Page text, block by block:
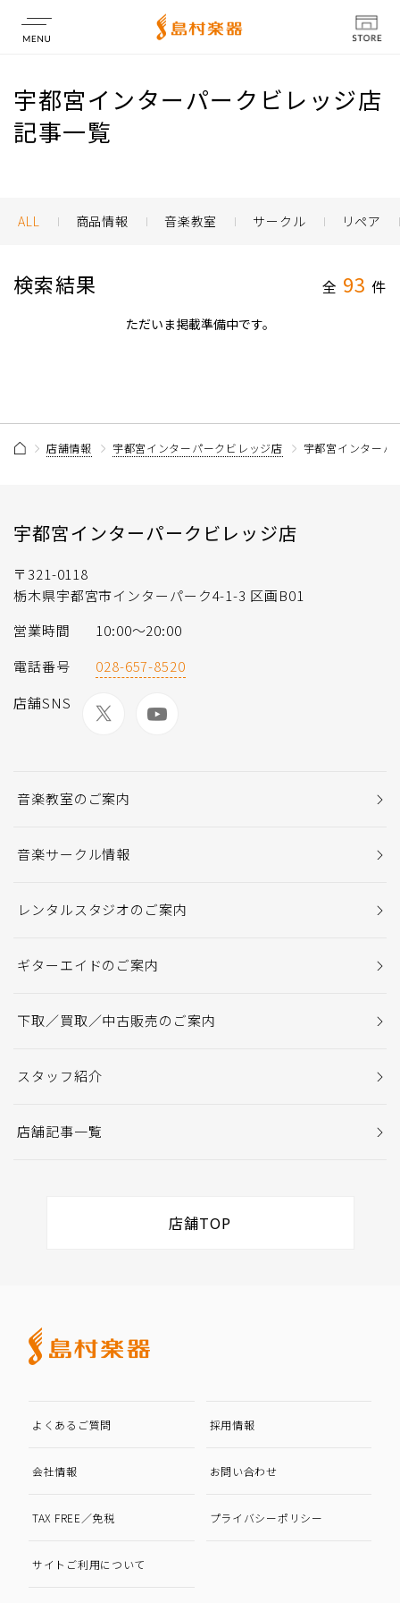
店舗情報
宇都宮インターパークビレッジ店
記事一覧
ALL 商品情報 音楽教室 サークル リペア
検索結果 全 93 件
ただいま掲載準備中です。
店舗情報 宇都宮インターパークビレッジ店 宇都宮インターパ
宇都宮インターパークビレッジ店
〒321-0118
栃木県宇都宮市インターパーク4-1-3 区画B01
営業時間
10:00〜20:00
電話番号
028-657-8520
店舗SNS
音楽教室のご案内
音楽サークル情報
レンタルスタジオのご案内
ギターエイドのご案内
下取／買取／中古販売のご案内
スタッフ紹介
店舗記事一覧
店舗TOP
よくあるご質問 採用情報
会社情報 お問い合わせ
TAX FREE／免税 プライバシーポリシー
サイトご利用について